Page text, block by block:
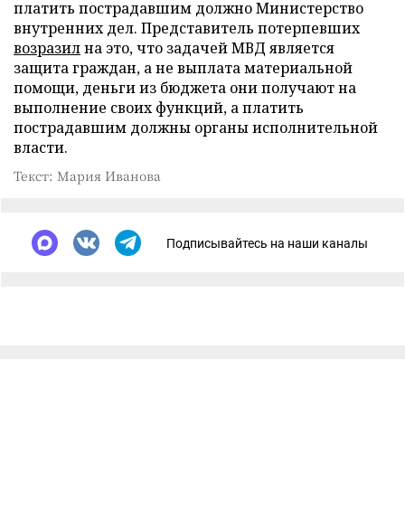
платить пострадавшим должно Министерство
внутренних дел. Представитель потерпевших
возразилна это, что задачей МВД является
защита граждан, а не выплата материальной
помощи, деньги из бюджета они получают на
выполнение своих функций, а платить
пострадавшим должны органы исполнительной
власти.
Текст: Мария Иванова
Подписывайтесь на наши каналы